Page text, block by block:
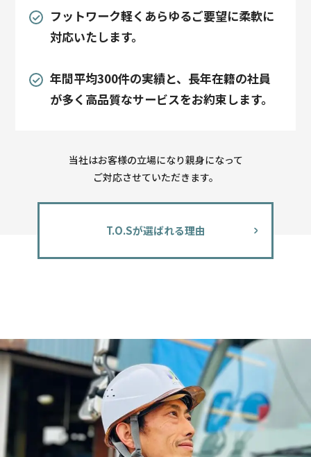
フットワーク軽くあらゆるご要望に柔軟に
対応いたします。
年間平均300件の実績と、長年在籍の社員
が多く高品質なサービスをお約束します。
当社はお客様の立場になり親身になって
ご対応させていただきます。
T.O.Sが選ばれる理由